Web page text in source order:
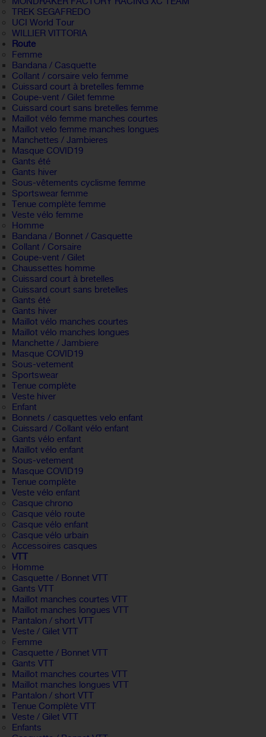
TREK SEGAFREDO
UCI World Tour
WILLIER VITTORIA
Route
Femme
Bandana / Casquette
Collant / corsaire velo femme
Cuissard court à bretelles femme
Coupe-vent / Gilet femme
Cuissard court sans bretelles femme
Maillot vélo femme manches courtes
Maillot velo femme manches longues
Manchettes / Jambieres
Masque COVID19
Gants été
Gants hiver
Sous-vêtements cyclisme femme
Sportswear femme
Tenue complète femme
Veste vélo femme
Homme
Bandana / Bonnet / Casquette
Collant / Corsaire
Coupe-vent / Gilet
Chaussettes homme
Cuissard court à bretelles
Cuissard court sans bretelles
Gants été
Gants hiver
Maillot vélo manches courtes
Maillot vélo manches longues
Manchette / Jambiere
Masque COVID19
Sous-vetement
Sportswear
Tenue complète
Veste hiver
Enfant
Bonnets / casquettes velo enfant
Cuissard / Collant vélo enfant
Gants vélo enfant
Maillot vélo enfant
Sous-vetement
Masque COVID19
Tenue complète
Veste vélo enfant
Casque chrono
Casque vélo route
Casque vélo enfant
Casque vélo urbain
Accessoires casques
VTT
Homme
Casquette / Bonnet VTT
Gants VTT
Maillot manches courtes VTT
Maillot manches longues VTT
Pantalon / short VTT
Veste / Gilet VTT
Femme
Casquette / Bonnet VTT
Gants VTT
Maillot manches courtes VTT
Maillot manches longues VTT
Pantalon / short VTT
Tenue Complète VTT
Veste / Gilet VTT
Enfants